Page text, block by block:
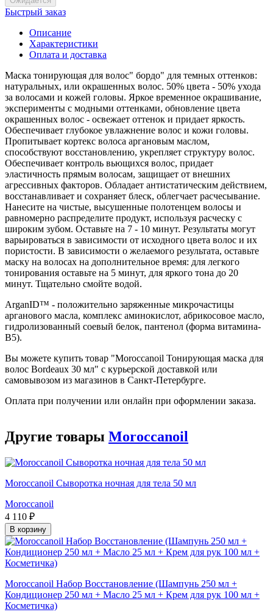
Быстрый заказ
Описание
Характеристики
Оплата и доставка
Маска тонирующая для волос" бордо" для темных оттенков:
натуральных, или окрашенных волос. 50% цвета - 50% ухода
за волосами и кожей головы. Яркое временное окрашивание,
эксперименты с модными оттенками, обновление цвета
окрашенных волос - освежает оттенок и придает яркость.
Обеспечивает глубокое увлажнение волос и кожи головы.
Пропитывает кортекс волоса аргановым маслом,
способствуют восстановлению, укрепляет структуру волос.
Обеспечивает контроль вьющихся волос, придает
эластичность прямым волосам, защищает от внешних
агрессивных факторов. Обладает антистатическим действием,
восстанавливает и сохраняет блеск, облегчает расчесывание.
Нанесите на чистые, высушенные полотенцем волосы и
равномерно распределите продукт, используя расческу с
широким зубом. Оставьте на 7 - 10 минут. Результаты могут
варьироваться в зависимости от исходного цвета волос и их
пористости. В зависимости о желаемого результата, оставьте
маску на волосах на дополнительное время: для легкого
тонирования оставьте на 5 минут, для яркого тона до 20
минут. Тщательно смойте водой.
ArganID™ - положительно заряженные микрочастицы
арганового масла, комплекс аминокислот, абрикосовое масло,
гидролизованный соевый белок, пантенол (форма витамина-
В5).
Вы можете купить товар "Moroccanoil Тонирующая маска для
волос Bordeaux 30 мл" с курьерской доставкой или
самовывозом из магазинов в Санкт-Петербурге.
Оплата при получении или онлайн при оформлении заказа.
Другие товары Moroccanoil
Moroccanoil Сыворотка ночная для тела 50 мл
Moroccanoil
4 110 ₽
В корзину
Moroccanoil Набор Восстановление (Шампунь 250 мл +
Кондиционер 250 мл + Масло 25 мл + Крем для рук 100 мл +
Косметичка)